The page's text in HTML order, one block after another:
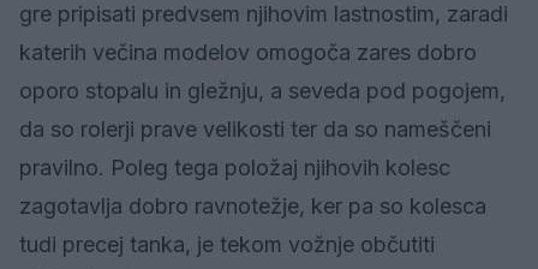
gre pripisati predvsem njihovim lastnostim, zaradi
katerih večina modelov omogoča zares dobro
oporo stopalu in gležnju, a seveda pod pogojem,
da so rolerji prave velikosti ter da so nameščeni
pravilno. Poleg tega položaj njihovih kolesc
zagotavlja dobro ravnotežje, ker pa so kolesca
tudi precej tanka, je tekom vožnje občutiti